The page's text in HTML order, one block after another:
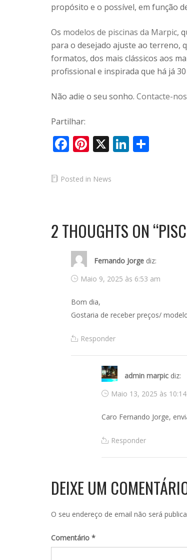
propósito e o possível, em função
Os modelos de piscinas da Marpic,
para o desejado ajuste ao terreno,
formatos, dos mais clássicos aos
profissional e inspirada que há já
Não adie o seu sonho. Contacte-nos
Partilhar:
Facebook
Pinterest
X LinkedIn
Posted in News
2 THOUGHTS ON “
Fernando Jorge diz:
Maio 9, 2025 às 6:53 am
Bom dia,
Gostaria de receber preços/
Responder
admin marpic diz:
Maio 13, 2025 às
Caro Fernando Jorge,
Responder
DEIXE UM
O seu endereço de email não será
Comentário *